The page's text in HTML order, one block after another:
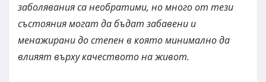
заболявания са необратими, но много от тези
състояния могат да бъдат забавени и
менажирани до степен в която минимално да
влияят върху качеството на живот.